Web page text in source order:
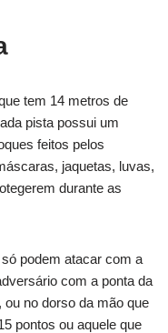
tem 14 metros de
pista possui um
feitos pelos
jaquetas, luvas,
durante as
podem atacar com a
com a ponta da
no dorso da mão que
pontos ou aquele que